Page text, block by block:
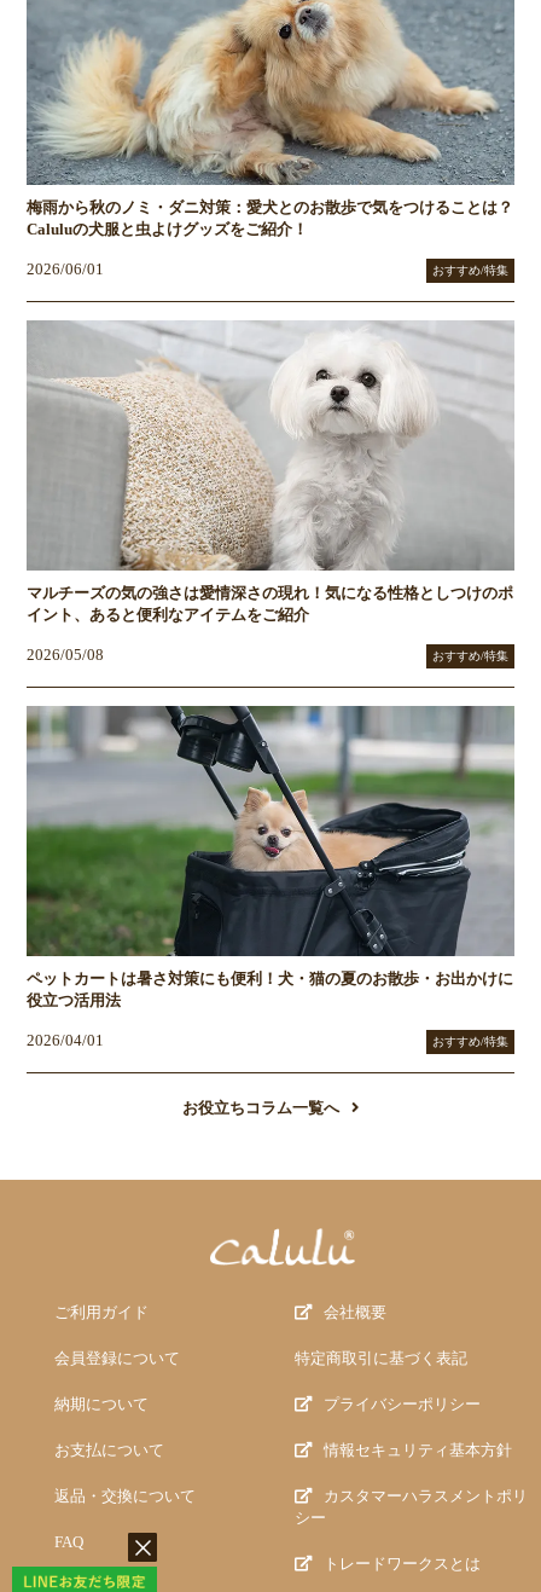
梅雨から秋のノミ・ダニ対策：愛犬とのお散歩で気をつけることは？
Caluluの犬服と虫よけグッズをご紹介！
2026/06/01 おすすめ/特集
マルチーズの気の強さは愛情深さの現れ！気になる性格としつけのポ
イント、あると便利なアイテムをご紹介
2026/05/08 おすすめ/特集
ペットカートは暑さ対策にも便利！犬・猫の夏のお散歩・お出かけに
役立つ活用法
2026/04/01 おすすめ/特集
お役立ちコラム一覧へ
ご利用ガイド
会員登録について
納期について
お支払について
返品・交換について
FAQ
会社概要
特定商取引に基づく表記
プライバシーポリシー
情報セキュリティ基本方針
カスタマーハラスメントポリ
シー
トレードワークスとは